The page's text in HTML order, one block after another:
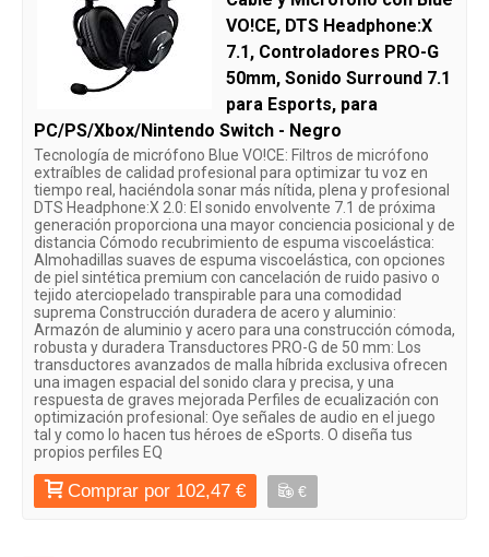
VO!CE, DTS Headphone:X
7.1, Controladores PRO-G
50mm, Sonido Surround 7.1
para Esports, para
PC/PS/Xbox/Nintendo Switch - Negro
Tecnología de micrófono Blue VO!CE: Filtros de micrófono
extraíbles de calidad profesional para optimizar tu voz en
tiempo real, haciéndola sonar más nítida, plena y profesional
DTS Headphone:X 2.0: El sonido envolvente 7.1 de próxima
generación proporciona una mayor conciencia posicional y de
distancia Cómodo recubrimiento de espuma viscoelástica:
Almohadillas suaves de espuma viscoelástica, con opciones
de piel sintética premium con cancelación de ruido pasivo o
tejido aterciopelado transpirable para una comodidad
suprema Construcción duradera de acero y aluminio:
Armazón de aluminio y acero para una construcción cómoda,
robusta y duradera Transductores PRO-G de 50 mm: Los
transductores avanzados de malla híbrida exclusiva ofrecen
una imagen espacial del sonido clara y precisa, y una
respuesta de graves mejorada Perfiles de ecualización con
optimización profesional: Oye señales de audio en el juego
tal y como lo hacen tus héroes de eSports. O diseña tus
propios perfiles EQ
Comprar por 102,47 € €